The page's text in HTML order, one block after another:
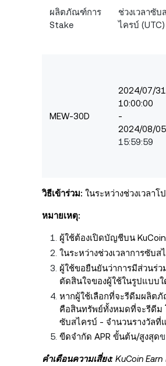
ผลิตภัณฑ์การ
Stake
ช่วงเวลาซับ
ไครบ์ (UTC)
MEW-30D
2024/07/31
10:00:00
-
2024/08/05
15:59:59
วิธีเข้าร่วม: ในระหว่างช่วงเวลา
หมายเหตุ:
ผู้ใช้ต้องเปิดบัญชีบน
ในระหว่างช่วงเวลาการซับ
ผู้ใช้ขอยืนยันว่าการมีส่วนร่
ตัดสินใจของผู้ใช้ในรูปแบบ
หากผู้ใช้เลือกที่จะรีดีมผลิต
คือสินทรัพย์ทั้งหมดที่จะรีดีม
ซับสไครบ์ - จำนวนรางวัลที่
ขีดจำกัด APR ขั้นต้น/สูงสุดข
คำเตือนความเสี่ยง: KuCoin